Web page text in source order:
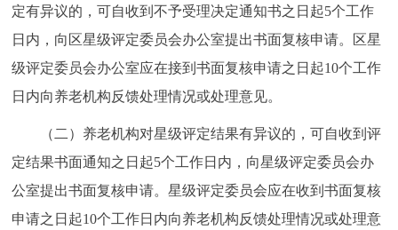
定有异议的，可自收到不予受理决定通知书之日起5个工作
日内，向区星级评定委员会办公室提出书面复核申请。区星
级评定委员会办公室应在接到书面复核申请之日起10个工作
日内向养老机构反馈处理情况或处理意见。
（二）养老机构对星级评定结果有异议的，可自收到评
定结果书面通知之日起5个工作日内，向星级评定委员会办
公室提出书面复核申请。星级评定委员会应在收到书面复核
申请之日起10个工作日内向养老机构反馈处理情况或处理意